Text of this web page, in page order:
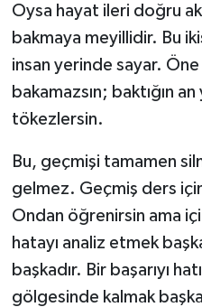
Oysa hayat ileri doğru
bakmaya meyillidir. Bu
insan yerinde sayar.
bakamazsın; baktığın
tökezlersin.
Bu, geçmişi tamamen
gelmez. Geçmiş ders
Ondan öğrenirsin ama
hatayı analiz etmek
başkadır. Bir başarıyı
gölgesinde kalmak